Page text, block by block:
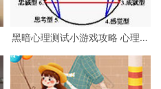
黑暗心理测试小游戏攻略 心理测